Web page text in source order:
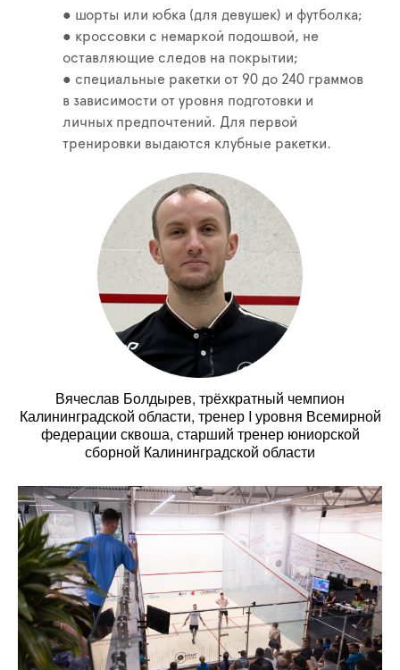
● шорты или юбка (для девушек) и футболка;
● кроссовки с немаркой подошвой, не
оставляющие следов на покрытии;
● специальные ракетки от 90 до 240 граммов
в зависимости от уровня подготовки и
личных предпочтений. Для первой
тренировки выдаются клубные ракетки.
Вячеслав Болдырев, трёхкратный чемпион
Калининградской области, тренер I уровня Всемирной
федерации сквоша, старший тренер юниорской
сборной Калининградской области